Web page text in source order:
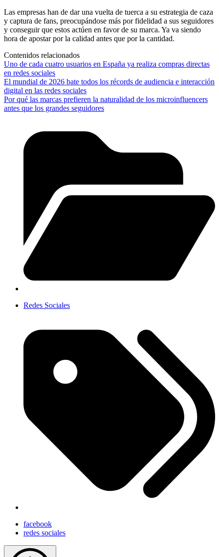
Las empresas han de dar una vuelta de tuerca a su estrategia de caza
y captura de fans, preocupándose más por fidelidad a sus seguidores
y conseguir que estos actúen en favor de su marca. Ya va siendo
hora de apostar por la calidad antes que por la cantidad.
Contenidos relacionados
Uno de cada cuatro usuarios en España ya realiza compras directas
en redes sociales
El mundial de 2026 bate todos los récords de audiencia e interacción
digital en las redes sociales
Por qué las marcas prefieren la naturalidad de los microinfluencers
antes que los grandes seguidores
Redes Sociales
facebook
redes sociales